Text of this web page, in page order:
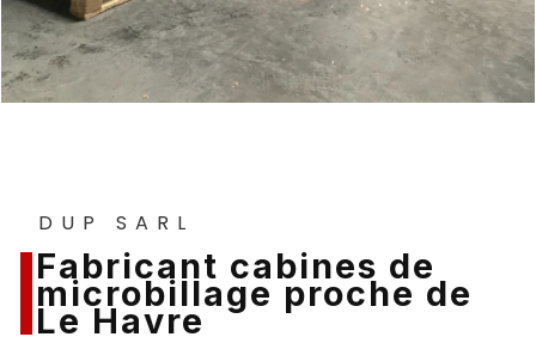
DUP SARL
fabricant cabines de
microbillage proche de
Le Havre